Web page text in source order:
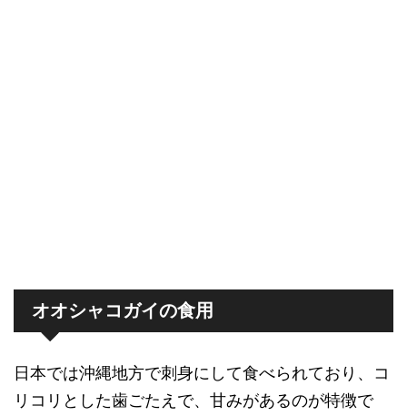
オオシャコガイの食用
日本では沖縄地方で刺身にして食べられており、コ
リコリとした歯ごたえで、甘みがあるのが特徴で